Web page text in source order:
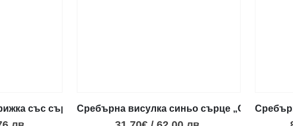
със сърцеСребърна висулка синьo сърце